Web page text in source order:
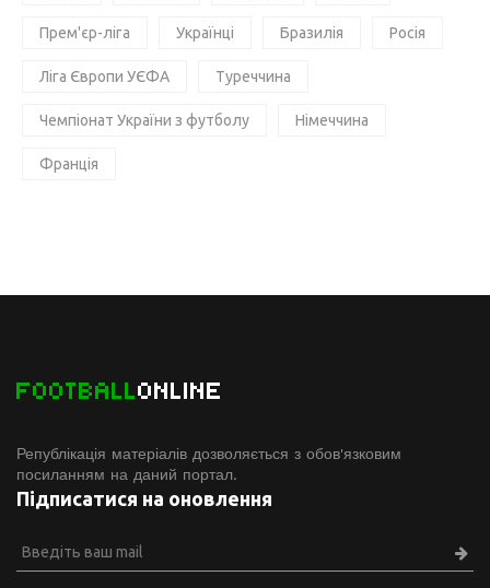
Прем'єр-ліга Українці Бразилія Росія
Ліга Європи УЄФА Туреччина
Чемпіонат України з футболу Німеччина
Франція
FOOTBALLONLINE
Републікація матеріалів дозволяється з обов'язковим
посиланням на даний портал.
Підписатися на оновлення